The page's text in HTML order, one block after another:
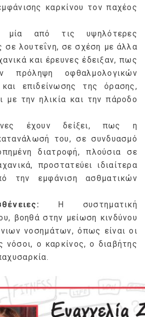
καρκίνου τον παχέος
από τις υψηλότερες
σε λουτεΐνη, σε σχέση με άλλα
και έρευνες έδειξαν, πως
πρόληψη οφθαλμολογικών
επιδείνωσης της όρασης,
με την ηλικία και την πάροδο
έχουν δείξει, πως η
του, σε συνδυασμό
διατροφή, πλούσια σε
προστατεύει ιδιαίτερα
την εμφάνιση ασθματικών
Η συστηματική
βοηθά στην μείωση κινδύνου
νοσημάτων, όπως είναι οι
νόσοι, ο καρκίνος, ο διαβήτης